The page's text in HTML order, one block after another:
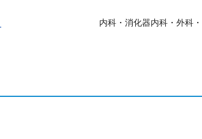
内科・消化器内科・外科・